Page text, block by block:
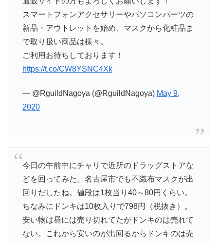
スマートフォンアクセサリーやパソコンパーツの
新品・アウトレットを始め、マスクから化粧品ま
で取り扱い商品は様々。
ご利用お待ちしております！
https://t.co/CW8YSNC4Xk
— @RguildNagoya (@RguildNagoya) May 9,
2020
今日の午前中にチャリで近所のドラッグストアな
どを回ってみた。名古屋市でも不織布マスクが出
回りだしたね。値段は1枚当り40～80円くらい。
ちなみにドンキは10枚入りで798円（税抜き）。
安い物は昼には売り切れてたがドンキのは売れて
ない。これから安いのが出回るからドンキのは売